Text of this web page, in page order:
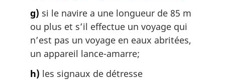
g) si le navire a une longueur de 85 m
ou plus et s’il effectue un voyage qui
n’est pas un voyage en eaux abritées,
un appareil lance-amarre;
h) les signaux de détresse